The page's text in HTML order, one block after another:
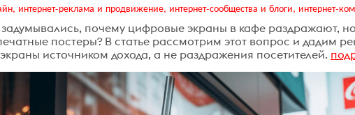
задумывались, почему цифровые экраны в кафе раздражают,
постеры? В статье рассмотрим этот вопрос и дадим
источником дохода, а не раздражения посетителей.